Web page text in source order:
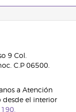
9 Col.
C.P 06500.
a Atención
desde el interior